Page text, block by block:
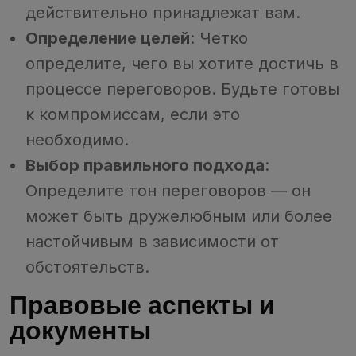
действительно принадлежат вам.
Определение целей: Четко
определите, чего вы хотите достичь в
процессе переговоров. Будьте готовы
к компромиссам, если это
необходимо.
Выбор правильного подхода:
Определите тон переговоров — он
может быть дружелюбным или более
настойчивым в зависимости от
обстоятельств.
Правовые аспекты и
документы